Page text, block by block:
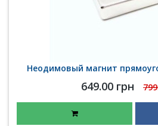
Неодимовый магнит
649.00 грн